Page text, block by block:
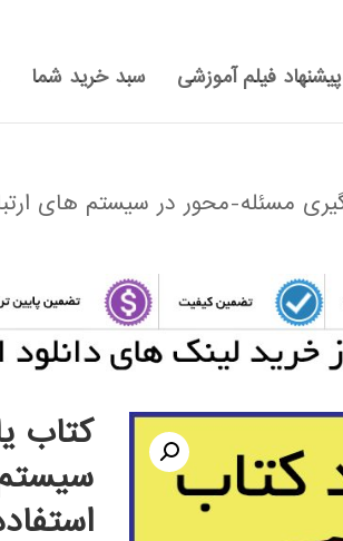
پیشنهاد فیلم آموزشی سبد خرید شما
کتاب